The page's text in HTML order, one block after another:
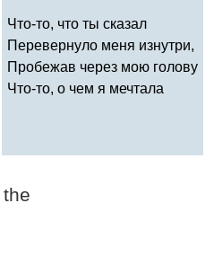
Что-то, что ты сказал
Перевернуло меня изнутри,
Пробежав через мою голову
Что-то, о чем я мечтала
the